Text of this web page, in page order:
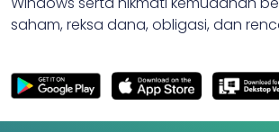
saham, reksa dana, obligasi, dan